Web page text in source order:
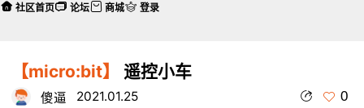
【micro:bit】 遥控小车
傻逼 2021.01.25 0
社区首页 论坛 商城 登录